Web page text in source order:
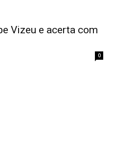
Vizeu e acerta com
0